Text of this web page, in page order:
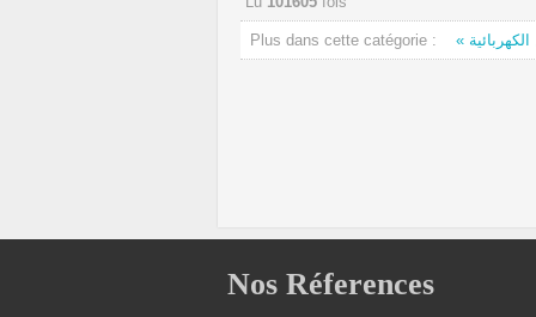
Plus dans cette catégorie :
Nos Réferences